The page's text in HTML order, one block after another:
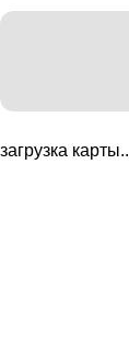
загрузка